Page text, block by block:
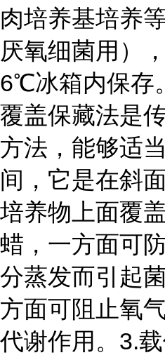
肉培养基培养
厌氧细菌用）
6℃冰箱内保存。
覆盖保藏法是
方法，能够适
间，它是在斜
培养物上面覆
蜡，一方面可
分蒸发而引起
方面可阻止氧
代谢作用。 3.